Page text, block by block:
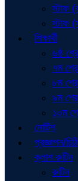
স্টাফ
স্টাফ
শিক্ষার্থী
৬ষ্ঠ
৭ম
৮ম
৯ম
১০ম
নোটিশ
প্রজ্ঞাপন/চিঠি
ক্লাশ রুটিন
রুটিন